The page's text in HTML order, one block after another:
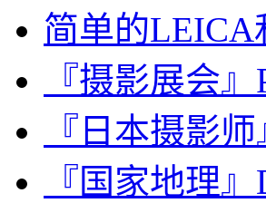
简单的
『摄影展会
『日本摄影
『国家地理